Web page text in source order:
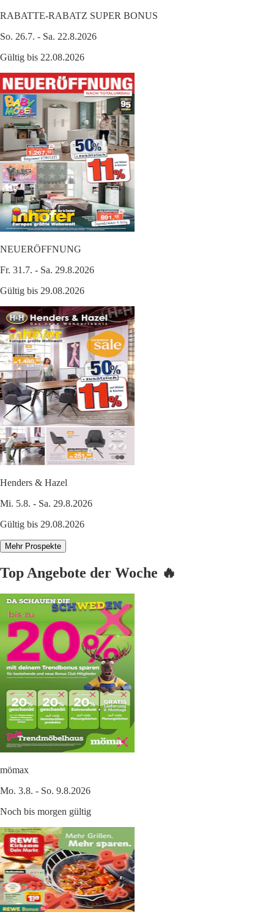
RABATTE-RABATZ SUPER BONUS
So. 26.7. - Sa. 22.8.2026
Gültig bis 22.08.2026
NEUERÖFFNUNG
Fr. 31.7. - Sa. 29.8.2026
Gültig bis 29.08.2026
Henders & Hazel
Mi. 5.8. - Sa. 29.8.2026
Gültig bis 29.08.2026
Mehr Prospekte
Top Angebote der Woche 🔥
mömax
Mo. 3.8. - So. 9.8.2026
Noch bis morgen gültig